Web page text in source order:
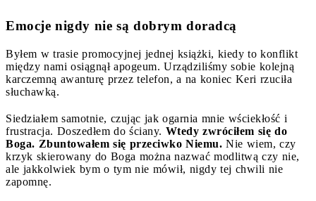
Emocje nigdy nie są dobrym doradcą
Byłem w trasie promocyjnej jednej książki, kiedy to konflikt
między nami osiągnął apogeum. Urządziliśmy sobie kolejną
karczemną awanturę przez telefon, a na koniec Keri rzuciła
słuchawką.
Siedziałem samotnie, czując jak ogarnia mnie wściekłość i
frustracja. Doszedłem do ściany. Wtedy zwróciłem się do
Boga. Zbuntowałem się przeciwko Niemu. Nie wiem, czy
krzyk skierowany do Boga można nazwać modlitwą czy nie,
ale jakkolwiek bym o tym nie mówił, nigdy tej chwili nie
zapomnę.